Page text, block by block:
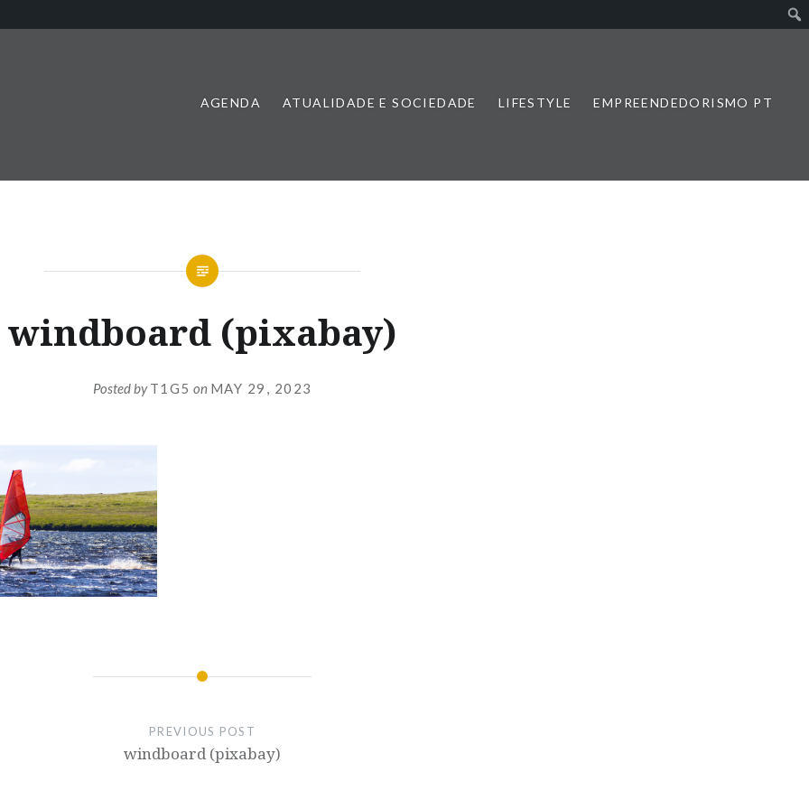
AGENDA ATUALIDADE E SOCIEDADE LIFESTYLE EMPREENDEDORISMO PT
windboard (pixabay)
Posted byT1G5 on MAY 29, 2023
PREVIOUS POST
windboard (pixabay)